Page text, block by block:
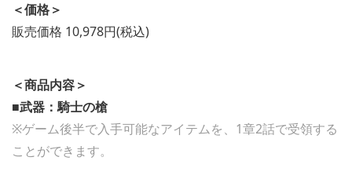
＜価格＞
販売価格 10,978円(税込)
＜商品内容＞
■武器：騎士の槍
※ゲーム後半で入手可能なアイテムを、1章2話で受領する
ことができます。